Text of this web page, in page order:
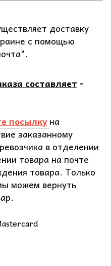
доставку
с помощью
составляет -
посылку на
заказанному
в отделении
товара на почте
товара. Только
можем вернуть